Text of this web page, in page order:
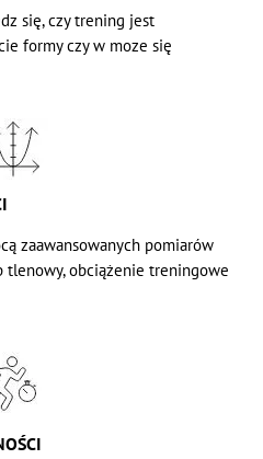
się, czy trening jest
formy czy w moze się
zaawansowanych pomiarów
tlenowy, obciążenie treningowe